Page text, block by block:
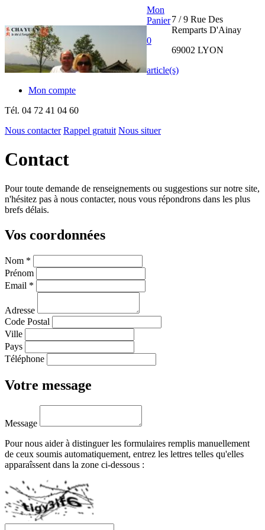
THE CHA
INTERNATIONAL
7 / 9 Rue Des
Remparts D'Ainay
69002 LYON
Mon
Panier
0
article(s)
Mon compte
Tél. 04 72 41 04 60
Nous contacter Rappel gratuit Nous situer
Contact
Pour toute demande de renseignements ou suggestions sur notre site,
n'hésitez pas à nous contacter, nous vous répondrons dans les plus
brefs délais.
Vos coordonnées
Nom *
Prénom
Email *
Adresse
Code Postal
Ville
Pays
Téléphone
Votre message
Message
Pour nous aider à distinguer les formulaires remplis manuellement
de ceux soumis automatiquement, entrez les lettres telles qu'elles
apparaîssent dans la zone ci-dessous :